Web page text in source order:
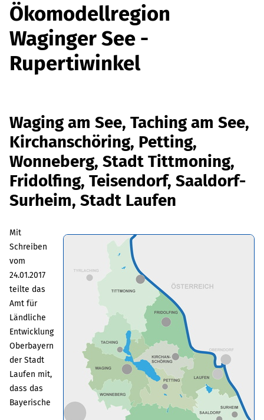
Ökomodellregion
Waginger See -
Rupertiwinkel
Waging am See, Taching am See,
Kirchanschöring, Petting,
Wonneberg, Stadt Tittmoning,
Fridolfing, Teisendorf, Saaldorf-
Surheim, Stadt Laufen
Mit
Schreiben
vom
24.01.2017
teilte das
Amt für
Ländliche
Entwicklung
Oberbayern
der Stadt
Laufen mit,
dass das
Bayerische